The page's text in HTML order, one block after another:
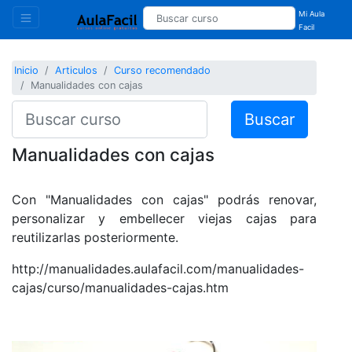
Mi Aula
Facil
Inicio Articulos
Curso recomendado
Manualidades con cajas
Buscar
Manualidades con cajas
Con "Manualidades con cajas" podrás renovar,
personalizar y embellecer viejas cajas para
reutilizarlas posteriormente.
http://manualidades.aulafacil.com/manualidades-
cajas/curso/manualidades-cajas.htm